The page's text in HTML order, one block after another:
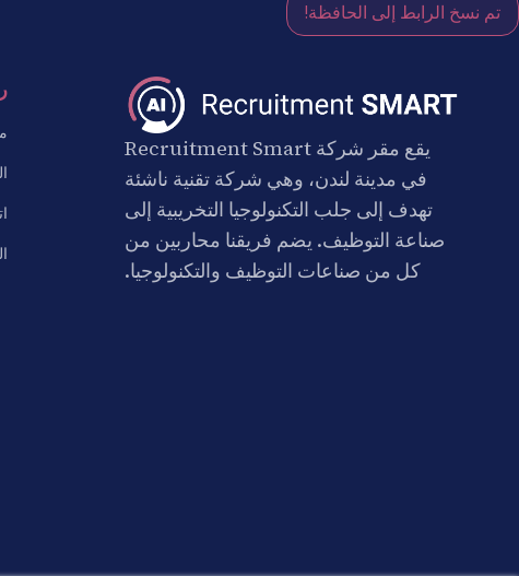
تم نسخ الرابط إلى الحافظة!
يقع مقر شركة Recruitment Smart
في مدينة لندن، وهي شركة تقنية ناشئة
تهدف إلى جلب التكنولوجيا التخريبية إلى
صناعة التوظيف. يضم فريقنا محاربين من
كل من صناعات التوظيف والتكنولوجيا.